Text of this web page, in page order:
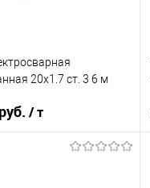
20х1.7 ст. 3 6 м
/ т